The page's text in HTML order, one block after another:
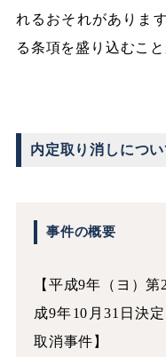
れるおそれがありま
る条項を盛り込むこと
内定取り消しにつ
事件の概要
【平成9年（ヨ）
成9年10月31日決
取消事件】